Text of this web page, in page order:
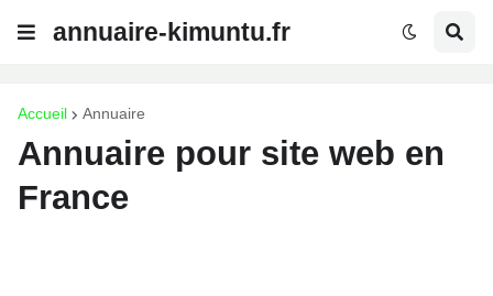
annuaire-kimuntu.fr
Accueil Annuaire
Annuaire pour site web en
France